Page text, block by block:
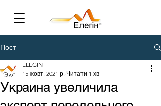
Пост
Украина увеличила
ELEGIN
15 жовт. 2021 р. Читати 1 хв